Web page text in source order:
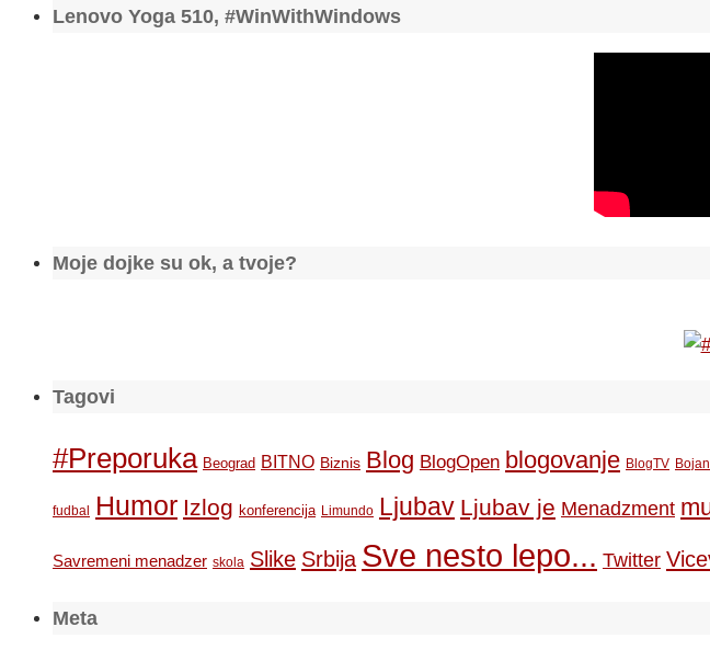
Lenovo Yoga 510, #WinWithWindows
Moje dojke su ok, a tvoje?
Tagovi
#Preporuka Beograd BITNO Biznis Blog BlogOpen blogovanje BlogTV
fudbal Humor Izlog konferencija Limundo Ljubav Ljubav je Menadzment
Savremeni menadzer skola Slike Srbija Sve nesto lepo... Twitter
Meta